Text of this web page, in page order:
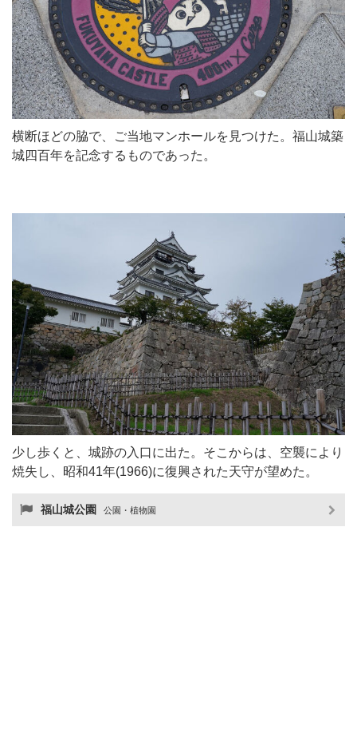
横断ほどの脇で、ご当地マンホールを見つけた。福山城築
城四百年を記念するものであった。
少し歩くと、城跡の入口に出た。そこからは、空襲により
焼失し、昭和41年(1966)に復興された天守が望めた。
福山城公園 公園・植物園